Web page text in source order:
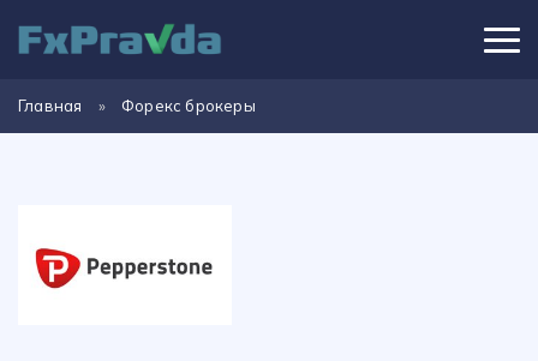
Главная » Форекс брокеры